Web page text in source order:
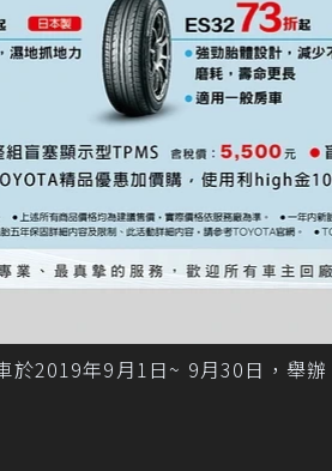
於2019年9月1日~ 9月30日，舉